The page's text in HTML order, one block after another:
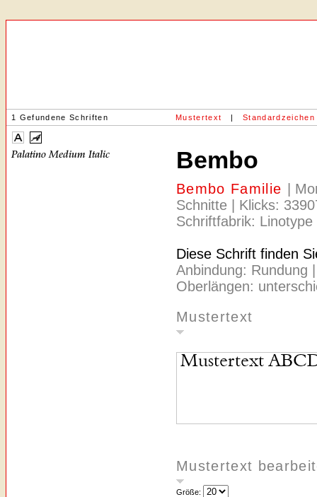
1 Gefundene Schriften Mustertext | Standardzeichen
Bembo
Bembo Familie
|
Schnitte | Klicks:
Schriftfabrik: Linotype
Diese Schrift finden
Anbindung: Rundung
Oberlängen:
Mustertext
Mustertext
Größe: